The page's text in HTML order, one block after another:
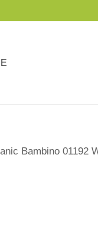
Bambino 01192